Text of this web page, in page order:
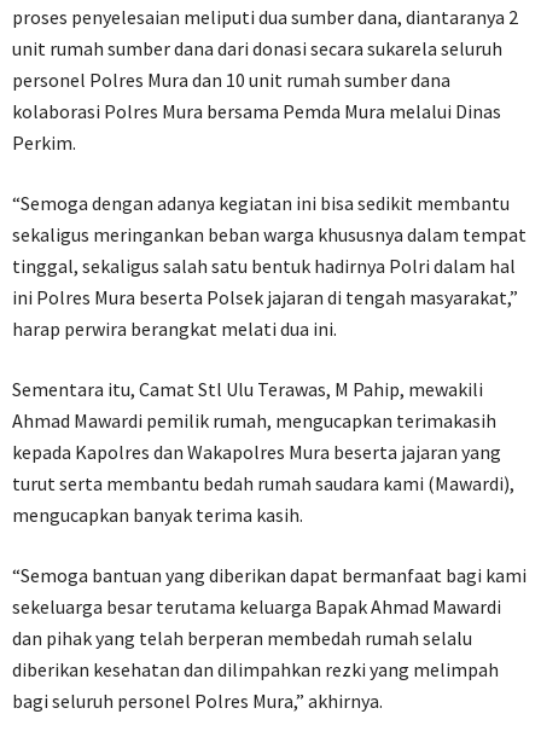
proses penyelesaian meliputi dua sumber dana, diantaranya 2
unit rumah sumber dana dari donasi secara sukarela seluruh
personel Polres Mura dan 10 unit rumah sumber dana
kolaborasi Polres Mura bersama Pemda Mura melalui Dinas
Perkim.
“Semoga dengan adanya kegiatan ini bisa sedikit membantu
sekaligus meringankan beban warga khususnya dalam tempat
tinggal, sekaligus salah satu bentuk hadirnya Polri dalam hal
ini Polres Mura beserta Polsek jajaran di tengah masyarakat,”
harap perwira berangkat melati dua ini.
Sementara itu, Camat Stl Ulu Terawas, M Pahip, mewakili
Ahmad Mawardi pemilik rumah, mengucapkan terimakasih
kepada Kapolres dan Wakapolres Mura beserta jajaran yang
turut serta membantu bedah rumah saudara kami (Mawardi),
mengucapkan banyak terima kasih.
“Semoga bantuan yang diberikan dapat bermanfaat bagi kami
sekeluarga besar terutama keluarga Bapak Ahmad Mawardi
dan pihak yang telah berperan membedah rumah selalu
diberikan kesehatan dan dilimpahkan rezki yang melimpah
bagi seluruh personel Polres Mura,” akhirnya.